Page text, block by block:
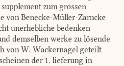
zum grossen
von Benecke-Müller-Zarncke
unerhebliche bedenken
demselben werke zu lösende
von W. Wackernagel geteilt
der 1. lieferung in